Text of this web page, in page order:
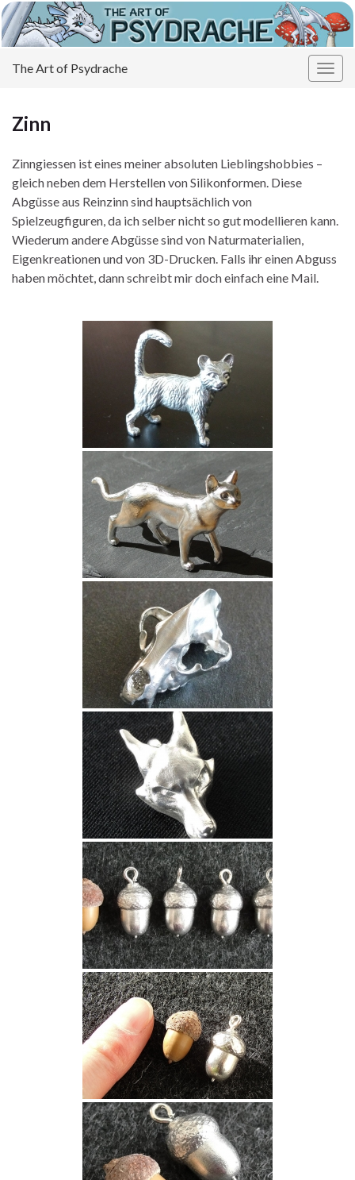
The Art of Psydrache
Zinn
Zinngiessen ist eines meiner absoluten Lieblingshobbies –
gleich neben dem Herstellen von Silikonformen. Diese
Abgüsse aus Reinzinn sind hauptsächlich von
Spielzeugfiguren, da ich selber nicht so gut modellieren kann.
Wiederum andere Abgüsse sind von Naturmaterialien,
Eigenkreationen und von 3D-Drucken. Falls ihr einen Abguss
haben möchtet, dann schreibt mir doch einfach eine Mail.